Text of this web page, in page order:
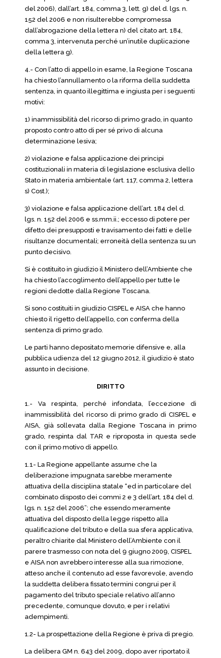
del 2006), dall’art. 184, comma 3, lett. g) del d. lgs. n.
152 del 2006 e non risulterebbe compromessa
dall’abrogazione della lettera n) del citato art. 184,
comma 3, intervenuta perché un’inutile duplicazione
della lettera g).
4.- Con l’atto di appello in esame, la Regione Toscana
ha chiesto l’annullamento o la riforma della suddetta
sentenza, in quanto illegittima e ingiusta per i seguenti
motivi:
1) inammissibilità del ricorso di primo grado, in quanto
proposto contro atto di per sé privo di alcuna
determinazione lesiva;
2) violazione e falsa applicazione dei principi
costituzionali in materia di legislazione esclusiva dello
Stato in materia ambientale (art. 117, comma 2, lettera
s) Cost.);
3) violazione e falsa applicazione dell’art. 184 del d.
lgs. n. 152 del 2006 e ss.mm.ii.; eccesso di potere per
difetto dei presupposti e travisamento dei fatti e delle
risultanze documentali; erroneità della sentenza su un
punto decisivo.
Si è costituito in giudizio il Ministero dell’Ambiente che
ha chiesto l’accoglimento dell’appello per tutte le
regioni dedotte dalla Regione Toscana.
Si sono costituiti in giudizio CISPEL e AISA che hanno
chiesto il rigetto dell’appello, con conferma della
sentenza di primo grado.
Le parti hanno depositato memorie difensive e, alla
pubblica udienza del 12 giugno 2012, il giudizio è stato
assunto in decisione.
DIRITTO
1.- Va respinta, perché infondata, l’eccezione di
inammissibilità del ricorso di primo grado di CISPEL e
AISA, già sollevata dalla Regione Toscana in primo
grado, respinta dal TAR e riproposta in questa sede
con il primo motivo di appello.
1.1- La Regione appellante assume che la
deliberazione impugnata sarebbe meramente
attuativa della disciplina statale “ed in particolare del
combinato disposto dei commi 2 e 3 dell’art. 184 del d.
lgs. n. 152 del 2006”; che essendo meramente
attuativa del disposto della legge rispetto alla
qualificazione del tributo e della sua sfera applicativa,
peraltro chiarite dal Ministero dell’Ambiente con il
parere trasmesso con nota del 9 giugno 2009, CISPEL
e AISA non avrebbero interesse alla sua rimozione,
atteso anche il contenuto ad esse favorevole, avendo
la suddetta delibera fissato termini congrui per il
pagamento del tributo speciale relativo all’anno
precedente, comunque dovuto, e per i relativi
adempimenti.
1.2- La prospettazione della Regione è priva di pregio.
La delibera GM n. 643 del 2009, dopo aver riportato il